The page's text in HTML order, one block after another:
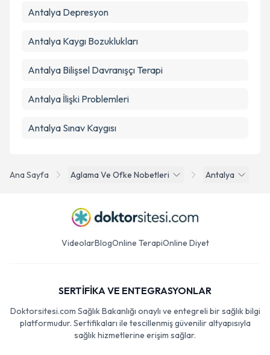
Ana Sayfa Aglama Ve Ofke Nobetleri Antalya
Antalya Depresyon
Antalya Kaygı Bozuklukları
Antalya Bilişsel Davranışçı Terapi
Antalya İlişki Problemleri
Antalya Sınav Kaygısı
VideolarBlogOnline TerapiOnline Diyet
SERTİFİKA VE ENTEGRASYONLAR
Doktorsitesi.com Sağlık Bakanlığı onaylı ve entegreli bir sağlık bilgi
platformudur. Sertifikaları ile tescillenmiş güvenilir altyapısıyla
sağlık hizmetlerine erişim sağlar.